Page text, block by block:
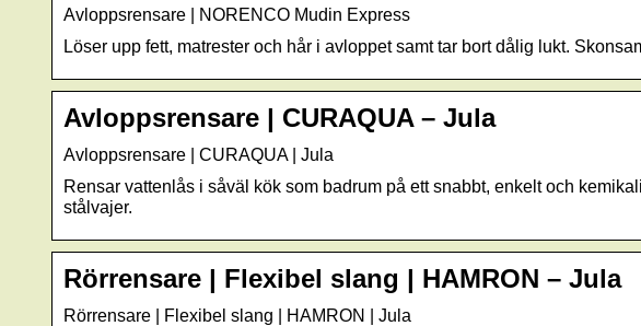
Avloppsrensare | NORENCO Mudin Express
Löser upp fett, matrester och hår i avloppet samt tar bort dålig lukt.
Avloppsrensare | CURAQUA – Jula
Avloppsrensare | CURAQUA | Jula
Rensar vattenlås i såväl kök som badrum på ett snabbt, enkelt och
stålvajer.
Rörrensare | Flexibel slang | HAMRON – Jula
Rörrensare | Flexibel slang | HAMRON | Jula